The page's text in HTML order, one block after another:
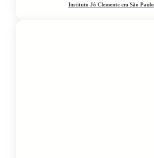
Instituto Jô Clemente em São Paulo